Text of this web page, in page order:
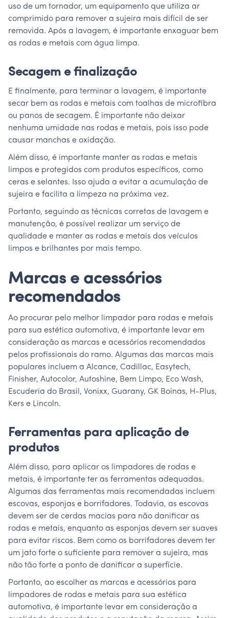
uso de um tornador, um equipamento que utiliza ar
comprimido para remover a sujeira mais difícil de ser
removida. Após a lavagem, é importante enxaguar bem
as rodas e metais com água limpa.
Secagem e finalização
E finalmente, para terminar a lavagem, é importante
secar bem as rodas e metais com toalhas de microfibra
ou panos de secagem. É importante não deixar
nenhuma umidade nas rodas e metais, pois isso pode
causar manchas e oxidação.
Além disso, é importante manter as rodas e metais
limpos e protegidos com produtos específicos, como
ceras e selantes. Isso ajuda a evitar a acumulação de
sujeira e facilita a limpeza na próxima vez.
Portanto, seguindo as técnicas corretas de lavagem e
manutenção, é possível realizar um serviço de
qualidade e manter as rodas e metais dos veículos
limpos e brilhantes por mais tempo.
Marcas e acessórios
recomendados
Ao procurar pelo melhor limpador para rodas e metais
para sua estética automotiva, é importante levar em
consideração as marcas e acessórios recomendados
pelos profissionais do ramo. Algumas das marcas mais
populares incluem a Alcance, Cadillac, Easytech,
Finisher, Autocolor, Autoshine, Bem Limpo, Eco Wash,
Escuderia do Brasil, Vonixx, Guarany, GK Boinas, H-Plus,
Kers e Lincoln.
Ferramentas para aplicação de
produtos
Além disso, para aplicar os limpadores de rodas e
metais, é importante ter as ferramentas adequadas.
Algumas das ferramentas mais recomendadas incluem
escovas, esponjas e borrifadores. Todavia, as escovas
devem ser de cerdas macias para não danificar as
rodas e metais, enquanto as esponjas devem ser suaves
para evitar riscos. Bem como os borrifadores devem ter
um jato forte o suficiente para remover a sujeira, mas
não tão forte a ponto de danificar a superfície.
Portanto, ao escolher as marcas e acessórios para
limpadores de rodas e metais para sua estética
automotiva, é importante levar em consideração a